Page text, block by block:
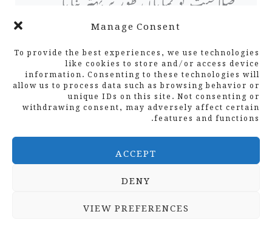
Manage Consent
To provide the best experiences, we use technologies
like cookies to store and/or access device
information. Consenting to these technologies will
allow us to process data such as browsing behavior or
unique IDs on this site. Not consenting or
withdrawing consent, may adversely affect certain
features and functions.
ACCEPT
DENY
VIEW PREFERENCES
جاسکتا ہے۔ ای میل مارکیٹنگ سسٹم،
سوشل میڈیا مینجمنٹ ایپلی کیشنز اور
کمیونٹی انگیجمنٹ پلیٹ فارمز کو
استعمال کرتے ہوئے، تنظیمیں اس
بات کو یقینی بنا سکتی ہیں کہ ان کے
پیغامات گونجتے ہیں، تعلقات کو فروغ
دیتے ہیں، اور کمیونٹی کی شمولیت کی
حوصلہ افزائی کرتے ہیں، بالآخر اپنے